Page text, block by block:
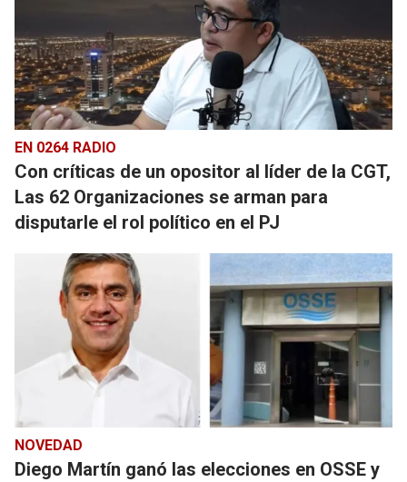
EN 0264 RADIO
Con críticas de un opositor al líder de la CGT,
Las 62 Organizaciones se arman para
disputarle el rol político en el PJ
NOVEDAD
Diego Martín ganó las elecciones en OSSE y